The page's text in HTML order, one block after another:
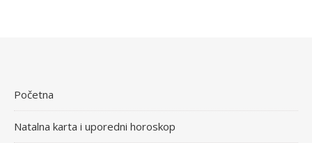
Početna
Natalna karta i uporedni horoskop